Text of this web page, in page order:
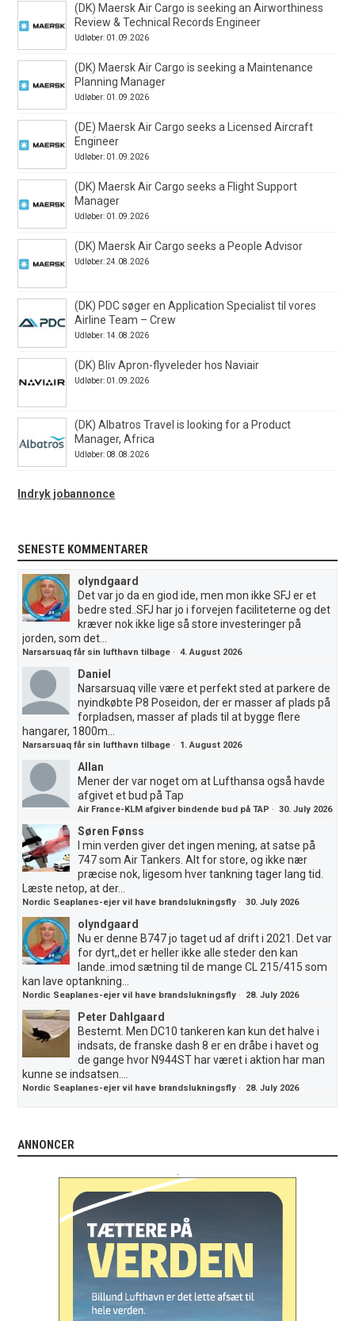
(DK) Maersk Air Cargo is seeking an Airworthiness
Review & Technical Records Engineer
Udløber: 01.09.2026
(DK) Maersk Air Cargo is seeking a Maintenance
Planning Manager
Udløber: 01.09.2026
(DE) Maersk Air Cargo seeks a Licensed Aircraft
Engineer
Udløber: 01.09.2026
(DK) Maersk Air Cargo seeks a Flight Support
Manager
Udløber: 01.09.2026
(DK) Maersk Air Cargo seeks a People Advisor
Udløber: 24.08.2026
(DK) PDC søger en Application Specialist til vores
Airline Team – Crew
Udløber: 14.08.2026
(DK) Bliv Apron-flyveleder hos Naviair
Udløber: 01.09.2026
(DK) Albatros Travel is looking for a Product
Manager, Africa
Udløber: 08.08.2026
Indryk jobannonce
SENESTE KOMMENTARER
olyndgaard
Det var jo da en giod ide, men mon ikke SFJ er et
bedre sted..SFJ har jo i forvejen faciliteterne og det
kræver nok ikke lige så store investeringer på
jorden, som det...
Narsarsuaq får sin lufthavn tilbage ·4. August 2026
Daniel
Narsarsuaq ville være et perfekt sted at parkere de
nyindkøbte P8 Poseidon, der er masser af plads på
forpladsen, masser af plads til at bygge flere
hangarer, 1800m...
Narsarsuaq får sin lufthavn tilbage · 1. August 2026
Allan
Mener der var noget om at Lufthansa også havde
afgivet et bud på Tap
Air France-KLM afgiver bindende bud på TAP ·30. July 2026
Søren Fønss
I min verden giver det ingen mening, at satse på
747 som Air Tankers. Alt for store, og ikke nær
præcise nok, ligesom hver tankning tager lang tid.
Læste netop, at der...
Nordic Seaplanes-ejer vil have brandslukningsfly ·30. July 2026
olyndgaard
Nu er denne B747 jo taget ud af drift i 2021. Det var
for dyrt,,det er heller ikke alle steder den kan
lande..imod sætning til de mange CL 215/415 som
kan lave optankning...
Nordic Seaplanes-ejer vil have brandslukningsfly · 28. July 2026
Peter Dahlgaard
Bestemt. Men DC10 tankeren kan kun det halve i
indsats, de franske dash 8 er en dråbe i havet og
de gange hvor N944ST har været i aktion har man
kunne se indsatsen....
Nordic Seaplanes-ejer vil have brandslukningsfly · 28. July 2026
ANNONCER